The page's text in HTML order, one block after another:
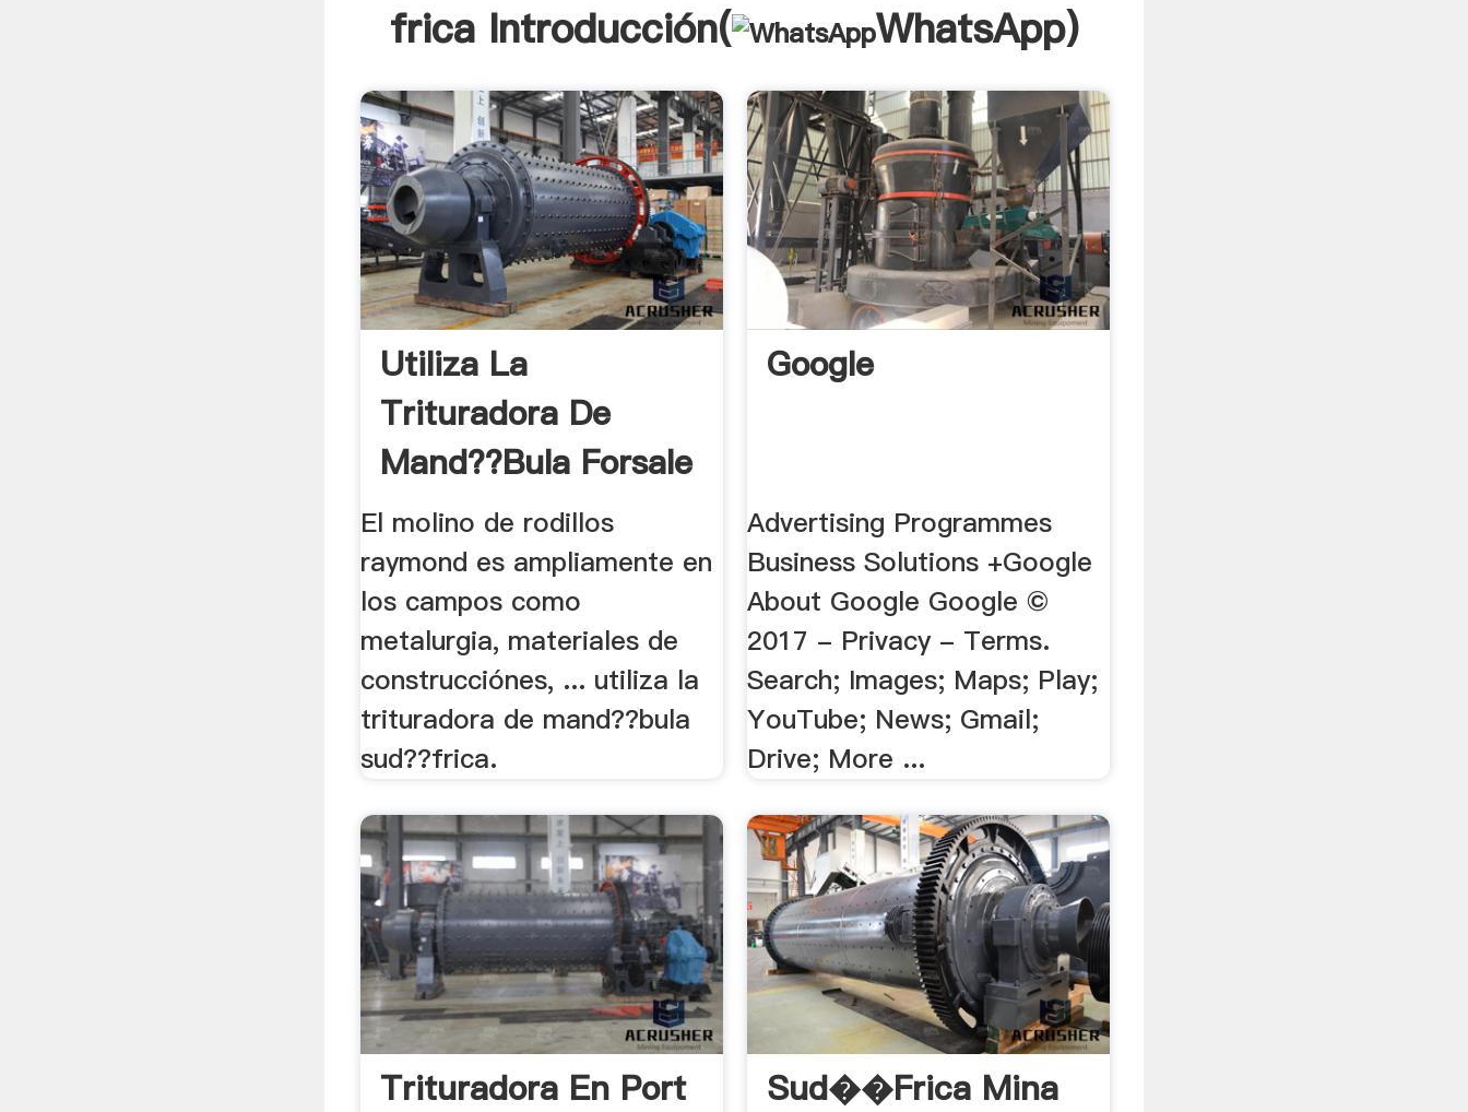
frica Introducción(
WhatsApp)
Utiliza La
Trituradora De
Mand??bula Forsale
El molino de rodillos
raymond es ampliamente en
los campos como
metalurgia, materiales de
construcciónes, ... utiliza la
trituradora de mand??bula
sud??frica.
Google
Advertising Programmes
Business Solutions +Google
About Google Google ©
2017 - Privacy - Terms.
Search; Images; Maps; Play;
YouTube; News; Gmail;
Drive; More ...
Trituradora En Port
Sud��frica Mina